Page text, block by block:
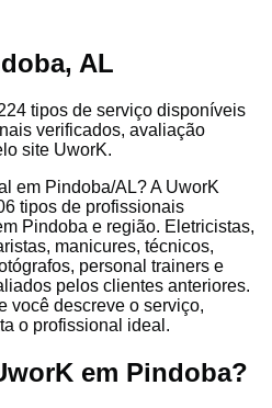
AL
tipos de serviço disponíveis
verificados, avaliação
site UworK.
em Pindoba/AL? A UworK
tipos de profissionais
Pindoba e região. Eletricistas,
manicures, técnicos,
personal trainers e
pelos clientes anteriores.
você descreve o serviço,
o profissional ideal.
em Pindoba?